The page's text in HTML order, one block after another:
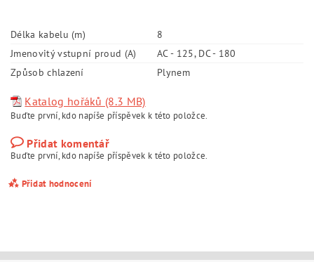
Délka kabelu (m)
8
Jmenovitý vstupní proud (A)
AC - 125, DC - 180
Způsob chlazení
Plynem
Katalog hořáků (8.3 MB)
Buďte první, kdo napíše příspěvek k této položce.
Přidat komentář
Buďte první, kdo napíše příspěvek k této položce.
Přidat hodnocení